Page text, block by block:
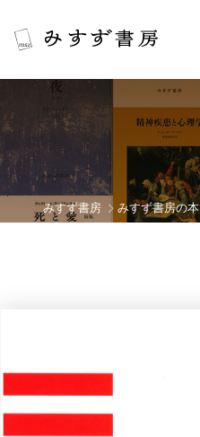
みすず書房 みすず書房の本